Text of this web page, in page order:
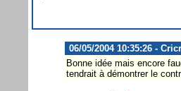
06/05/2004 10:35:26 -
Bonne idée mais encore
tendrait à démontrer le